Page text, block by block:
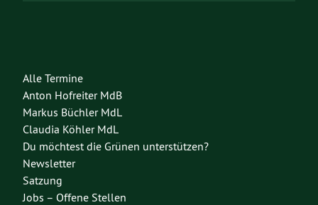
Alle Termine
Anton Hofreiter MdB
Markus Büchler MdL
Claudia Köhler MdL
Du möchtest die Grünen unterstützen?
Newsletter
Satzung
Jobs – Offene Stellen